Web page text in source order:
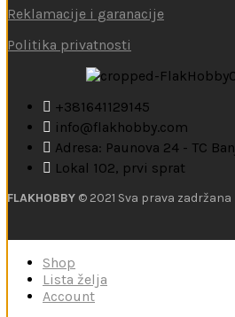
Reklamacije i garanacije
Politika privatnosti
+381641129145
info@flakhobby.com
Adresa: Paunova 24 - TC
Lokal 102, prvi sprat
FLAKHOBBY © 2021 Sva prava zadržana
Shop
Lista želja
Account